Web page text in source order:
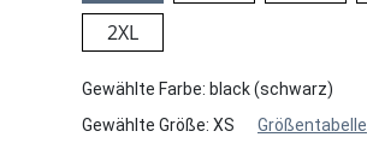
2XL
Gewählte Farbe: black (schwarz)
Gewählte Größe: XS Größentabelle